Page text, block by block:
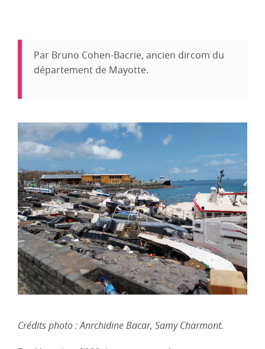
Par Bruno Cohen-Bacrie, ancien dircom du
département de Mayotte.
Crédits photo : Anrchidine Bacar, Samy Charmont.